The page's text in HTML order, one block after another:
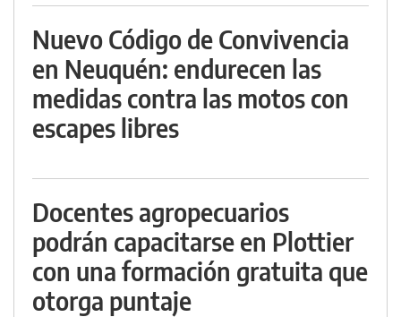
Nuevo Código de Convivencia
en Neuquén: endurecen las
medidas contra las motos con
escapes libres
Docentes agropecuarios
podrán capacitarse en Plottier
con una formación gratuita que
otorga puntaje